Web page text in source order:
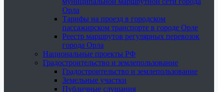
Орла
Тарифы на проезд в городском
пассажирском транспорте в городе Орле
Реестр маршрутов регулярных перевозок
города Орла
Национальные проекты РФ
Градостроительство и землепользование
Градостроительство и землепользование
Земельные участки
Публичные слушания